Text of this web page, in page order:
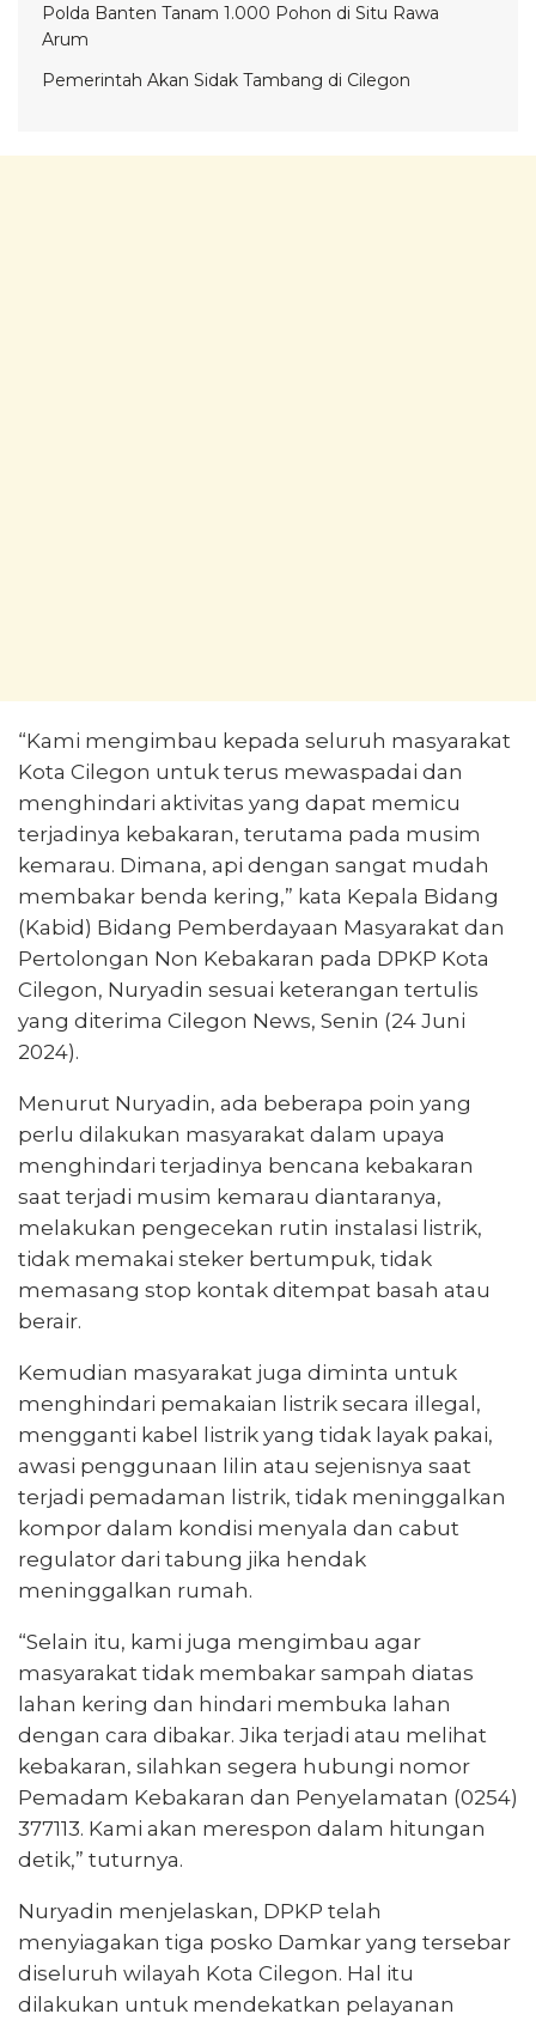
Polda Banten Tanam 1.000 Pohon di Situ Rawa
Arum
Pemerintah Akan Sidak Tambang di Cilegon
“Kami mengimbau kepada seluruh masyarakat
Kota Cilegon untuk terus mewaspadai dan
menghindari aktivitas yang dapat memicu
terjadinya kebakaran, terutama pada musim
kemarau. Dimana, api dengan sangat mudah
membakar benda kering,” kata Kepala Bidang
(Kabid) Bidang Pemberdayaan Masyarakat dan
Pertolongan Non Kebakaran pada DPKP Kota
Cilegon, Nuryadin sesuai keterangan tertulis
yang diterima Cilegon News, Senin (24 Juni
2024).
Menurut Nuryadin, ada beberapa poin yang
perlu dilakukan masyarakat dalam upaya
menghindari terjadinya bencana kebakaran
saat terjadi musim kemarau diantaranya,
melakukan pengecekan rutin instalasi listrik,
tidak memakai steker bertumpuk, tidak
memasang stop kontak ditempat basah atau
berair.
Kemudian masyarakat juga diminta untuk
menghindari pemakaian listrik secara illegal,
mengganti kabel listrik yang tidak layak pakai,
awasi penggunaan lilin atau sejenisnya saat
terjadi pemadaman listrik, tidak meninggalkan
kompor dalam kondisi menyala dan cabut
regulator dari tabung jika hendak
meninggalkan rumah.
“Selain itu, kami juga mengimbau agar
masyarakat tidak membakar sampah diatas
lahan kering dan hindari membuka lahan
dengan cara dibakar. Jika terjadi atau melihat
kebakaran, silahkan segera hubungi nomor
Pemadam Kebakaran dan Penyelamatan (0254)
377113. Kami akan merespon dalam hitungan
detik,” tuturnya.
Nuryadin menjelaskan, DPKP telah
menyiagakan tiga posko Damkar yang tersebar
diseluruh wilayah Kota Cilegon. Hal itu
dilakukan untuk mendekatkan pelayanan